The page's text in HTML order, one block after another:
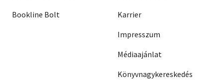
Bookline Bolt
Karrier
Impresszum
Médiaajánlat
Könyvnagykereskedés